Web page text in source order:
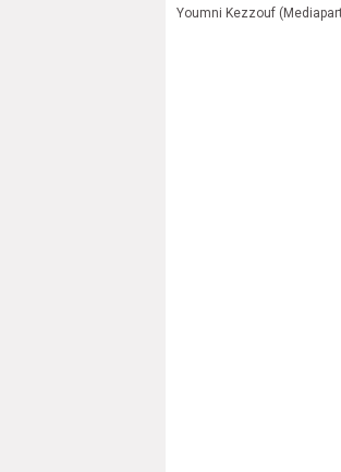
Youmni Kezzouf